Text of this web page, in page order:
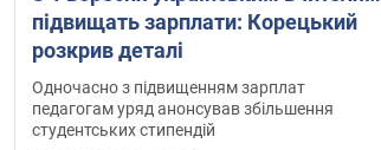
підвищать зарплати: Корецький
розкрив деталі
Одночасно з підвищенням зарплат
педагогам уряд анонсував збільшення
студентських стипендій